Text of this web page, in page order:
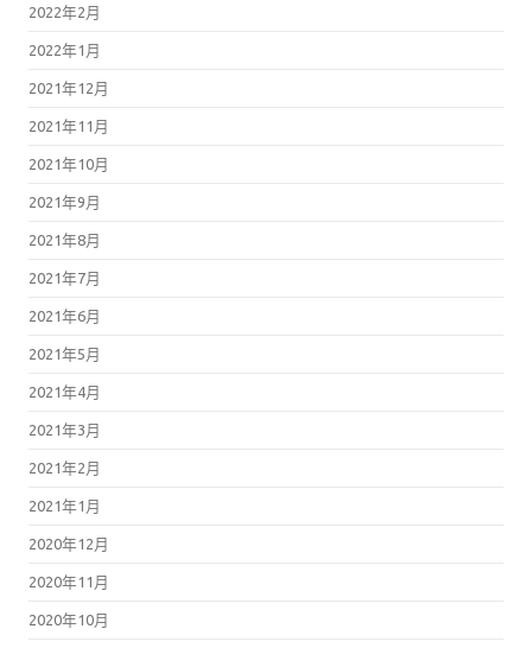
2022年2月
2022年1月
2021年12月
2021年11月
2021年10月
2021年9月
2021年8月
2021年7月
2021年6月
2021年5月
2021年4月
2021年3月
2021年2月
2021年1月
2020年12月
2020年11月
2020年10月